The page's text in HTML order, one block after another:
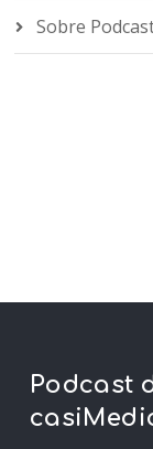
Sobre
Podcast